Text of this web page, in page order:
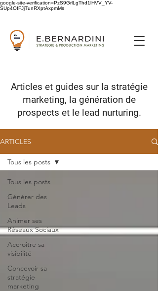
google-site-verification=PzS9GrlLgThd1lHVV_YV-
SUp4OfFJjTunRXptAxpmMs
Articles et guides surla stratégie
marketing, la génération de
prospects et le lead nurturing.
ARTICLES
Tous les posts
Générer des
Leads
Animer ses
Réseaux Sociaux
Accroître sa
visibilité
Concevoir sa
stratégie
marketing
Tous les posts